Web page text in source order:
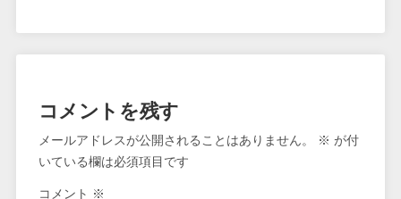
コメントを残す
メールアドレスが公開されることはありません。 ※ が付
いている欄は必須項目です
コメント ※